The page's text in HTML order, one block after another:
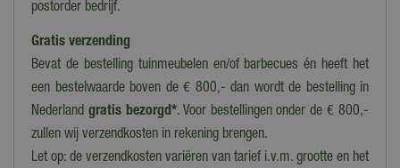
Nee
Materiaal
Kunststof
Lengte
2 cm
Breedte
postorder bedrijf.
Gratis verzending
Bevat de bestelling tuinmeubelen en/of barbecues én heeft het
een bestelwaarde boven de € 800,- dan wordt de bestelling in
Nederland gratis bezorgd*. Voor bestellingen onder de € 800,-
zullen wij verzendkosten in rekening brengen.
Let op: de verzendkosten variëren van tarief i.v.m. grootte en het